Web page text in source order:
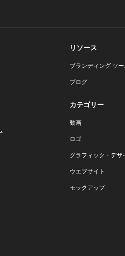
リソース
ブランディング ツ
ブログ
カテゴリー
動画
ロゴ
グラフィック・デザ
ウエブサイト
モックアップ